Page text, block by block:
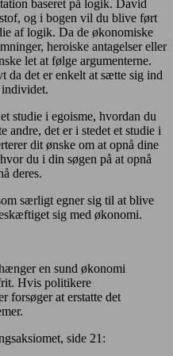
baseret på logik. David
og i bogen vil du blive ført
af logik. Da de økonomiske
heroiske antagelser eller
let at følge argumenterne.
da det er enkelt at sætte sig ind
studie i egoisme, hvordan du
andre, det er i stedet et studie i
dit ønske om at opnå dine
du i din søgen på at opnå
deres.
særligt egner sig til at blive
sig med økonomi.
en sund økonomi
Hvis politikere
forsøger at erstatte det
side 21: